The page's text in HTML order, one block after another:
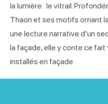
la lumière : le vitrail.
Thaon et ses motifs ornant
une lecture narrative d’un
la façade, elle y conte ce fait
installés en façade.